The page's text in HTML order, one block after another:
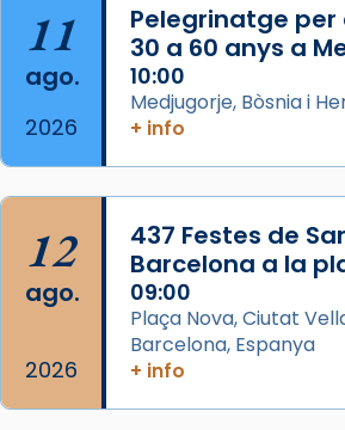
Patró de Galícia, després de
musulmanes fou venerat
Regnes castellans i més tard
Espanya.
View on Facebook · Share
11
ago.
2026
Pelegrinatge per
30 a 60 anys a
10:00
Medjugorje, Bòsnia i
+ info
12
ago.
2026
437 Festes de
Barcelona a la
09:00
Plaça Nova, Ciutat
Barcelona, Espanya
+ info